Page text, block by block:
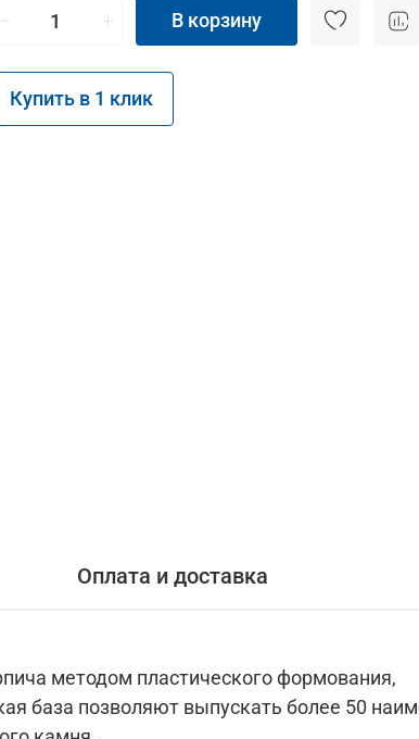
В корзину
Купить в 1 клик
Оплата и доставка
методом пластического формования,
база позволяют выпускать более 50